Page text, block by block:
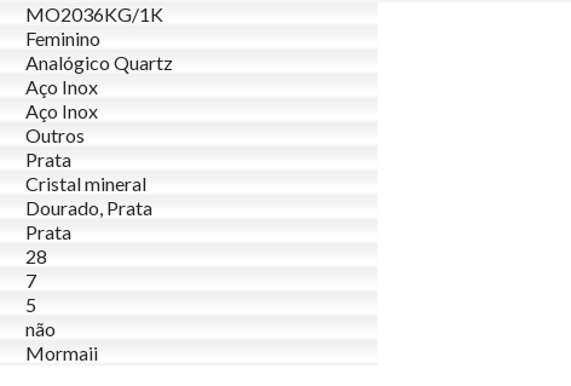
MO2036KG/1K
Feminino
Analógico Quartz
Aço Inox
Aço Inox
Outros
Prata
Cristal mineral
Dourado, Prata
Prata
28
7
5
não
Mormaii